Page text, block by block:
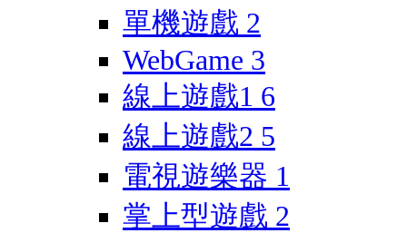
單機遊戲 2
WebGame 3
線上遊戲1 6
線上遊戲2 5
電視遊樂器 1
掌上型遊戲 2